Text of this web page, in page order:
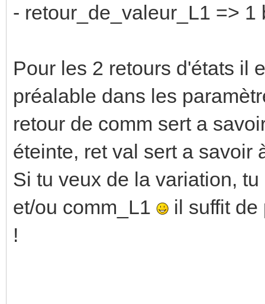
- retour_de_valeur_L1 => 1
Pour les 2 retours d'états il
préalable dans les
retour de comm sert a
éteinte, ret val sert a savoir
Si tu veux de la variation,
et/ou comm_L1
il suffit
!